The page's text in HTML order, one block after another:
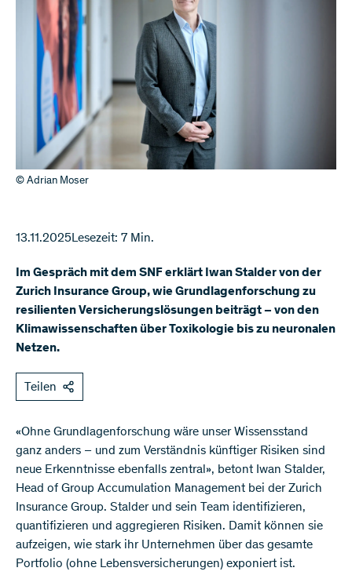
© Adrian Moser
13.11.2025Lesezeit: 7 Min.
Im Gespräch mit dem SNF erklärt Iwan Stalder von der
Zurich Insurance Group, wie Grundlagenforschung zu
resilienten Versicherungslösungen beiträgt – von den
Klimawissenschaften über Toxikologie bis zu neuronalen
Netzen.
Teilen
«Ohne Grundlagenforschung wäre unser Wissensstand
ganz anders – und zum Verständnis künftiger Risiken sind
neue Erkenntnisse ebenfalls zentral», betont Iwan Stalder,
Head of Group Accumulation Management bei der Zurich
Insurance Group. Stalder und sein Team identifizieren,
quantifizieren und aggregieren Risiken. Damit können sie
aufzeigen, wie stark ihr Unternehmen über das gesamte
Portfolio (ohne Lebensversicherungen) exponiert ist.